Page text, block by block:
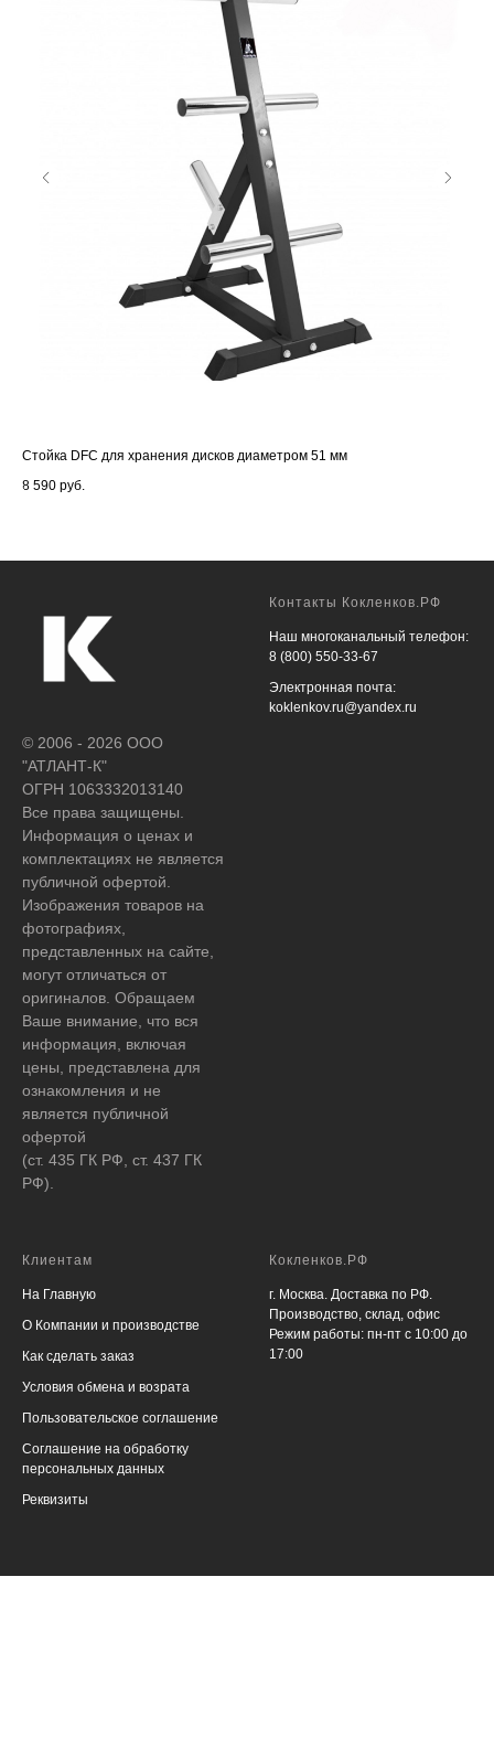
Стойка DFC для хранения дисков диаметром 51 мм
8 590 руб.
© 2006 - 2026 ООО
"АТЛАНТ-К"
ОГРН 1063332013140
Все права защищены.
Информация о ценах и
комплектациях не является
публичной офертой.
Изображения товаров на
фотографиях,
представленных на сайте,
могут отличаться от
оригиналов. Обращаем
Ваше внимание, что вся
информация, включая
цены, представлена для
ознакомления и не
является публичной
офертой
(ст. 435 ГК РФ, ст. 437 ГК
РФ).
Контакты Кокленков.РФ
Наш многоканальный телефон:
8 (800) 550-33-67
Электронная почта:
koklenkov.ru@yandex.ru
Клиентам
На Главную
О Компании и производстве
Как сделать заказ
Условия обмена и возрата
Пользовательское соглашение
Соглашение на обработку
персональных данных
Реквизиты
Кокленков.РФ
г. Москва. Доставка по РФ.
Производство, склад, офис
Режим работы: пн-пт с 10:00 до
17:00